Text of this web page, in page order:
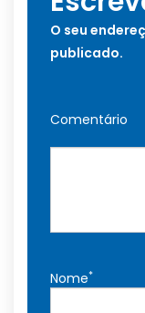
O seu
publicado.
Comentário
Nome*